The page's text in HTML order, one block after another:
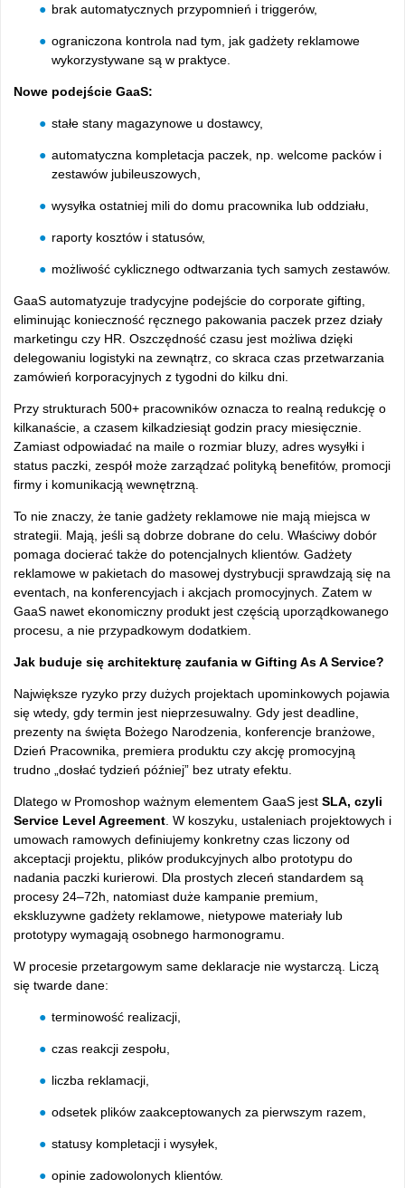
brak automatycznych przypomnień i triggerów,
ograniczona kontrola nad tym, jak gadżety reklamowe
wykorzystywane są w praktyce.
Nowe podejście GaaS:
stałe stany magazynowe u dostawcy,
automatyczna kompletacja paczek, np. welcome packów i
zestawów jubileuszowych,
wysyłka ostatniej mili do domu pracownika lub oddziału,
raporty kosztów i statusów,
możliwość cyklicznego odtwarzania tych samych zestawów.
GaaS automatyzuje tradycyjne podejście do corporate gifting,
eliminując konieczność ręcznego pakowania paczek przez działy
marketingu czy HR. Oszczędność czasu jest możliwa dzięki
delegowaniu logistyki na zewnątrz, co skraca czas przetwarzania
zamówień korporacyjnych z tygodni do kilku dni.
Przy strukturach 500+ pracowników oznacza to realną redukcję o
kilkanaście, a czasem kilkadziesiąt godzin pracy miesięcznie.
Zamiast odpowiadać na maile o rozmiar bluzy, adres wysyłki i
status paczki, zespół może zarządzać polityką benefitów, promocji
firmy i komunikacją wewnętrzną.
To nie znaczy, że tanie gadżety reklamowe nie mają miejsca w
strategii. Mają, jeśli są dobrze dobrane do celu. Właściwy dobór
pomaga docierać także do potencjalnych klientów. Gadżety
reklamowe w pakietach do masowej dystrybucji sprawdzają się na
eventach, na konferencyjach i akcjach promocyjnych. Zatem w
GaaS nawet ekonomiczny produkt jest częścią uporządkowanego
procesu, a nie przypadkowym dodatkiem.
Jak buduje się architekturę zaufania w Gifting As A Service?
Największe ryzyko przy dużych projektach upominkowych pojawia
się wtedy, gdy termin jest nieprzesuwalny. Gdy jest deadline,
prezenty na święta Bożego Narodzenia, konferencje branżowe,
Dzień Pracownika, premiera produktu czy akcję promocyjną
trudno „dosłać tydzień później” bez utraty efektu.
Dlatego w Promoshop ważnym elementem GaaS jest SLA, czyli
Service Level Agreement . W koszyku, ustaleniach projektowych i
umowach ramowych definiujemy konkretny czas liczony od
akceptacji projektu, plików produkcyjnych albo prototypu do
nadania paczki kurierowi. Dla prostych zleceń standardem są
procesy 24–72h, natomiast duże kampanie premium,
ekskluzywne gadżety reklamowe, nietypowe materiały lub
prototypy wymagają osobnego harmonogramu.
W procesie przetargowym same deklaracje nie wystarczą. Liczą
się twarde dane:
terminowość realizacji,
czas reakcji zespołu,
liczba reklamacji,
odsetek plików zaakceptowanych za pierwszym razem,
statusy kompletacji i wysyłek,
opinie zadowolonych klientów.